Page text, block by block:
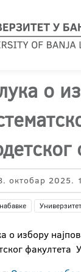
о
октобар 2025.
о избору
факултета